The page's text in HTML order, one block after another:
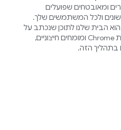
ומאובטחים שפועלים
ולכל המשתמשים שלך.
הבית שלנו לתוכן שנכתב על
ידי חברי צוות Chrome ומומחים חיצוניים,
בתהליך הזה.